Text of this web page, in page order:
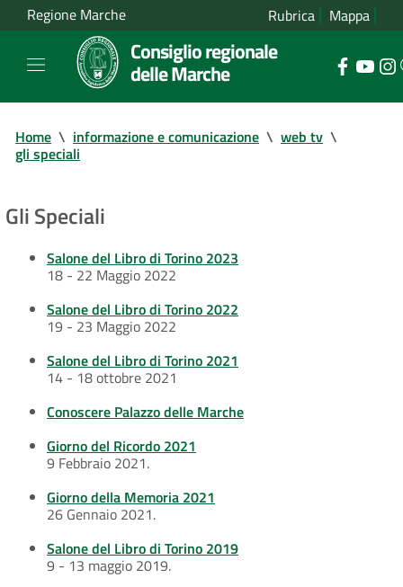
Regione Marche Rubrica Mappa
Consiglio regionale
delle Marche
Home \ informazione e comunicazione \ web tv \
gli speciali
Gli Speciali
Salone del Libro di Torino 2023
18 - 22 Maggio 2022
Salone del Libro di Torino 2022
19 - 23 Maggio 2022
Salone del Libro di Torino 2021
14 - 18 ottobre 2021
Conoscere Palazzo delle Marche
Giorno del Ricordo 2021
9 Febbraio 2021.
Giorno della Memoria 2021
26 Gennaio 2021.
Salone del Libro di Torino 2019
9 - 13 maggio 2019.